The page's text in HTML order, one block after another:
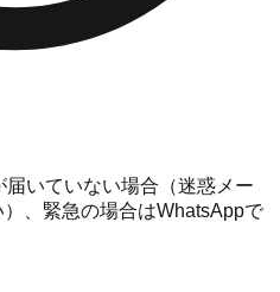
いていない場合（迷惑メー
、緊急の場合はWhatsAppで